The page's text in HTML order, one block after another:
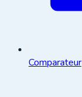
Comparateur